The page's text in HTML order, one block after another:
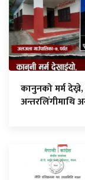
कानुनको मर्म
अन्तरलिंगीमाथि